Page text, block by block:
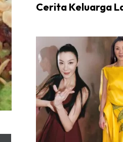
Cerita Keluarga